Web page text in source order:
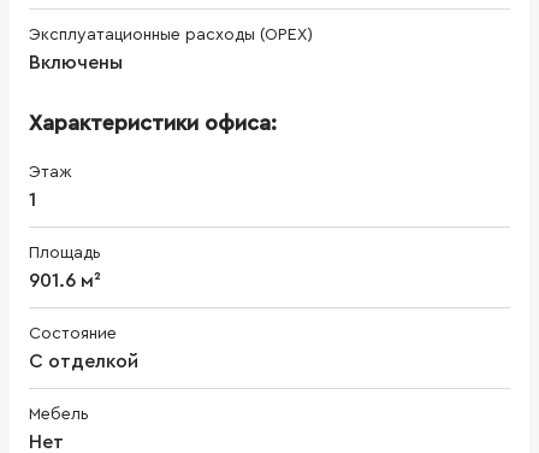
Эксплуатационные расходы (OPEX)
Включены
Характеристики офиса:
Этаж
1
Площадь
901.6 м²
Состояние
С отделкой
Мебель
Нет